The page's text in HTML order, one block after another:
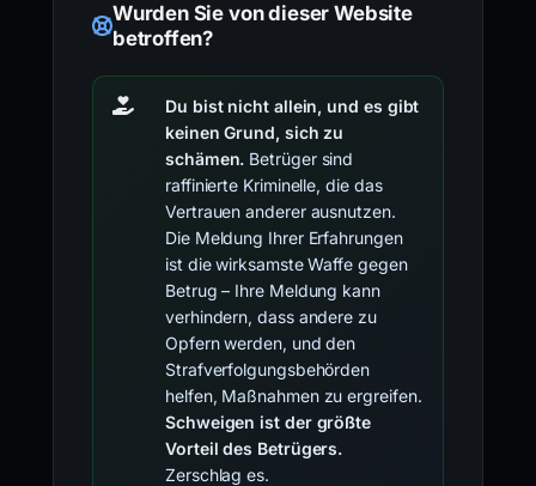
Wurden Sie von dieser Website
betroffen?
Du bist nicht allein, und es gibt
keinen Grund, sich zu
schämen. Betrüger sind
raffinierte Kriminelle, die das
Vertrauen anderer ausnutzen.
Die Meldung Ihrer Erfahrungen
ist die wirksamste Waffe gegen
Betrug – Ihre Meldung kann
verhindern, dass andere zu
Opfern werden, und den
Strafverfolgungsbehörden
helfen, Maßnahmen zu ergreifen.
Schweigen ist der größte
Vorteil des Betrügers.
Zerschlag es.